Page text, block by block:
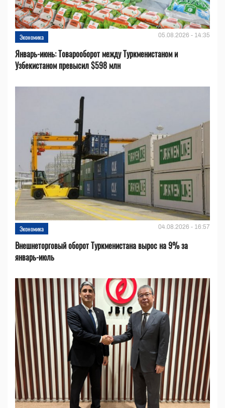
Экономика 05.08.2026 - 14:35
Январь-июнь: Товарооборот между Туркменистаном и
Узбекистаном превысил $598 млн
Экономика 04.08.2026 - 16:57
Внешнеторговый оборот Туркменистана вырос на 9% за
январь-июль